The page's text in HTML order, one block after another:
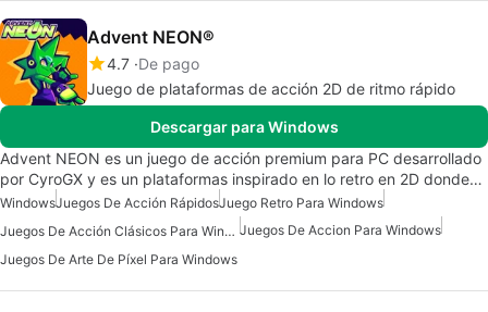
Advent NEON®
4.7 De pago
Juego de plataformas de acción 2D de ritmo rápido
Descargar para Windows
Advent NEON es un juego de acción premium para PC desarrollado
por CyroGX y es un plataformas inspirado en lo retro en 2D donde…
WindowsJuegos De Acción RápidosJuego Retro Para Windows
Juegos De Acción Clásicos Para Windows Juegos De Accion Para Windows
Juegos De Arte De Píxel Para Windows